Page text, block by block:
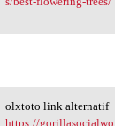
link
olxtoto link alternatif
https://